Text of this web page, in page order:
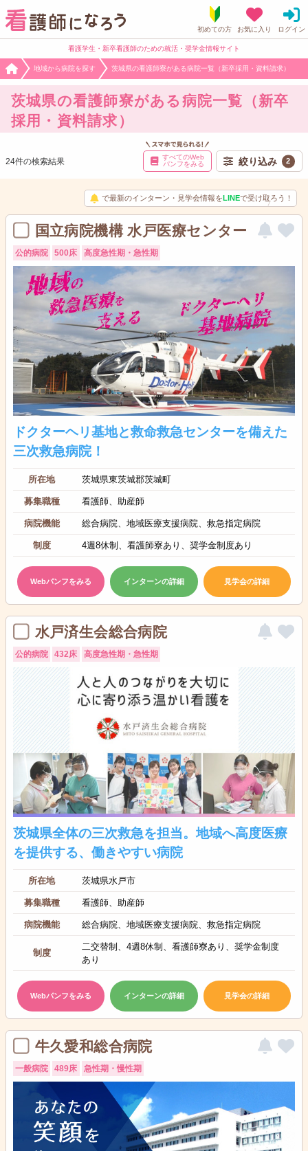
看護学生・新卒看護師のための就活・奨学金情報サイト
地域から病院を探す 茨城県の看護師寮がある病院一覧（新卒採用・資料請求）
茨城県の看護師寮がある病院一覧（新卒
採用・資料請求）
すべてのWeb
パンフをみる
絞り込み 2
24件の検索結果
で最新のインターン・見学会情報をLINEで受け取ろう！
国立病院機構 水戸医療センター
公的病院 500床 高度急性期・急性期
ドクターヘリ基地と救命救急センターを備えた
三次救急病院！
所在地 茨城県東茨城郡茨城町
募集職種 看護師、助産師
病院機能 総合病院、地域医療支援病院、救急指定病院
制度 4週8休制、看護師寮あり、奨学金制度あり
Webパンフをみる インターンの詳細 見学会の詳細
水戸済生会総合病院
公的病院 432床 高度急性期・急性期
茨城県全体の三次救急を担当。地域へ高度医療
を提供する、働きやすい病院
所在地 茨城県水戸市
募集職種 看護師、助産師
病院機能 総合病院、地域医療支援病院、救急指定病院
制度
二交替制、4週8休制、看護師寮あり、奨学金制度
あり
Webパンフをみる インターンの詳細 見学会の詳細
牛久愛和総合病院
一般病院 489床 急性期・慢性期